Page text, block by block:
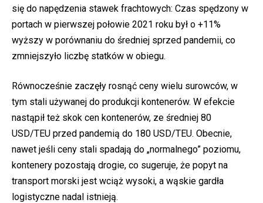
się do napędzenia stawek frachtowych: Czas spędzony w
portach w pierwszej połowie 2021 roku był o +11%
wyższy w porównaniu do średniej sprzed pandemii, co
zmniejszyło liczbę statków w obiegu.
Równocześnie zaczęły rosnąć ceny wielu surowców, w
tym stali używanej do produkcji kontenerów. W efekcie
nastąpił też skok cen kontenerów, ze średniej 80
USD/TEU przed pandemią do 180 USD/TEU. Obecnie,
nawet jeśli ceny stali spadają do „normalnego” poziomu,
kontenery pozostają drogie, co sugeruje, że popyt na
transport morski jest wciąż wysoki, a wąskie gardła
logistyczne nadal istnieją.